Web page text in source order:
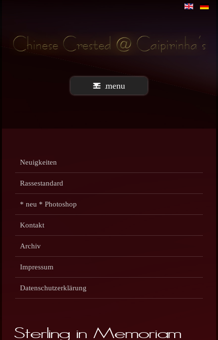
menu
Neuigkeiten
Rassestandard
* neu * Photoshop
Kontakt
Archiv
Impressum
Datenschutzerklärung
Sterling in Memoriam